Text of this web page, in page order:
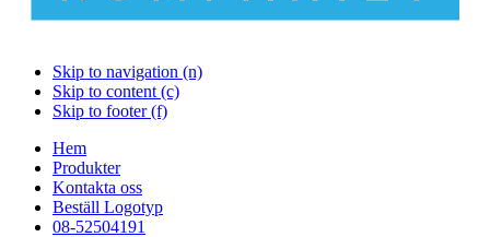
Skip to navigation (n)
Skip to content (c)
Skip to footer (f)
Hem
Produkter
Kontakta oss
Beställ Logotyp
08-52504191